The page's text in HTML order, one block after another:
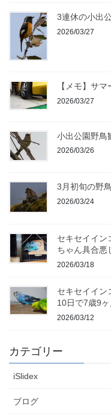
3連休の小出
2026/03/27
【メモ】サ
2026/03/27
小出公園野鳥
2026/03/26
3月初旬の野
2026/03/24
セキセイイン
ちゃん具合悪
2026/03/18
セキセイイン
10日で7歳9
2026/03/12
カテゴリー
iSlidex
ブログ